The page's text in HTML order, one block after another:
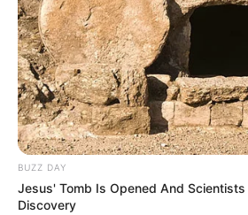
TAGS FILM KOREA HOT BLOODED DETECTIVE
BUZZ DAY
Jesus' Tomb Is Opened And
Discovery